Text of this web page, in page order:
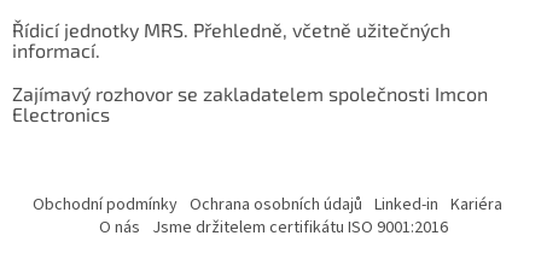
Řídicí jednotky MRS. Přehledně, včetně užitečných
informací.
Zajímavý rozhovor se zakladatelem společnosti Imcon
Electronics
Obchodní podmínky Ochrana osobních údajů Linked-in Kariéra
O nás Jsme držitelem certifikátu ISO 9001:2016